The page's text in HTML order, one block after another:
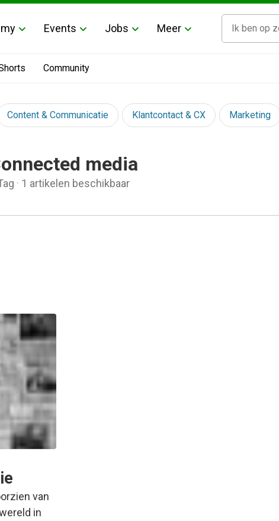
Events Jobs Meer
Community
Content & Communicatie Klantcontact & CX Marketing
media
· 1 artikelen beschikbaar
van
in